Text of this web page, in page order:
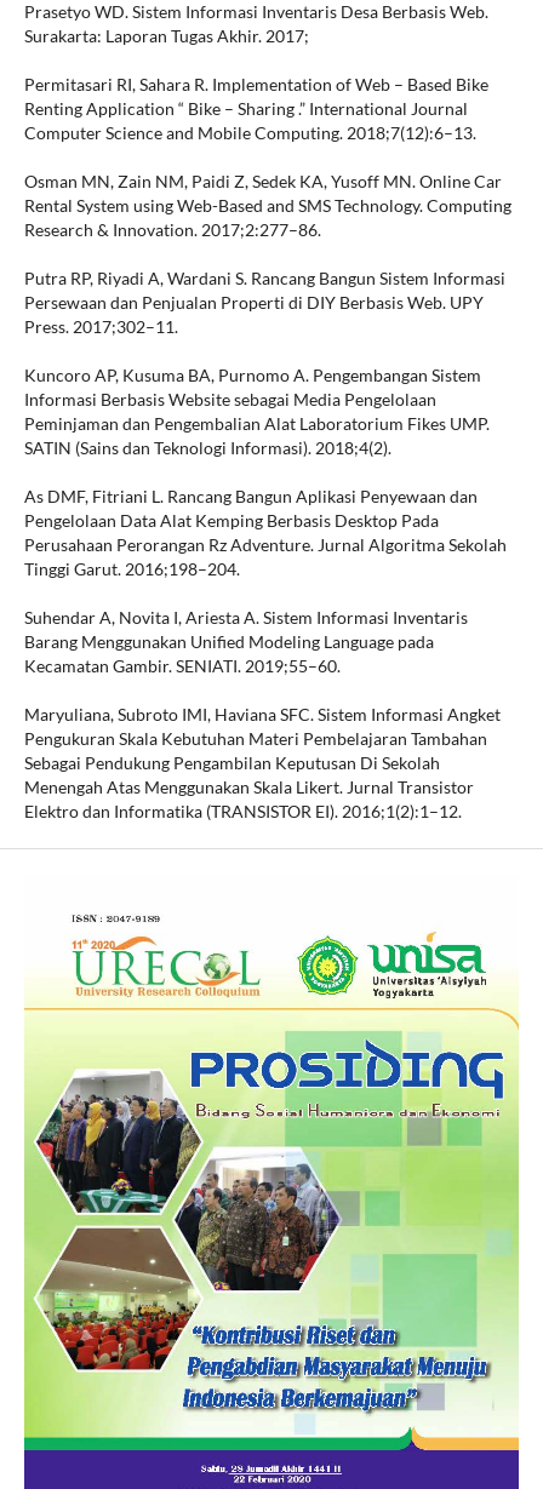
Prasetyo WD. Sistem Informasi Inventaris Desa Berbasis Web.
Surakarta: Laporan Tugas Akhir. 2017;
Permitasari RI, Sahara R. Implementation of Web – Based Bike
Renting Application “ Bike – Sharing .” International Journal
Computer Science and Mobile Computing. 2018;7(12):6–13.
Osman MN, Zain NM, Paidi Z, Sedek KA, Yusoff MN. Online Car
Rental System using Web-Based and SMS Technology. Computing
Research & Innovation. 2017;2:277–86.
Putra RP, Riyadi A, Wardani S. Rancang Bangun Sistem Informasi
Persewaan dan Penjualan Properti di DIY Berbasis Web. UPY
Press. 2017;302–11.
Kuncoro AP, Kusuma BA, Purnomo A. Pengembangan Sistem
Informasi Berbasis Website sebagai Media Pengelolaan
Peminjaman dan Pengembalian Alat Laboratorium Fikes UMP.
SATIN (Sains dan Teknologi Informasi). 2018;4(2).
As DMF, Fitriani L. Rancang Bangun Aplikasi Penyewaan dan
Pengelolaan Data Alat Kemping Berbasis Desktop Pada
Perusahaan Perorangan Rz Adventure. Jurnal Algoritma Sekolah
Tinggi Garut. 2016;198–204.
Suhendar A, Novita I, Ariesta A. Sistem Informasi Inventaris
Barang Menggunakan Unified Modeling Language pada
Kecamatan Gambir. SENIATI. 2019;55–60.
Maryuliana, Subroto IMI, Haviana SFC. Sistem Informasi Angket
Pengukuran Skala Kebutuhan Materi Pembelajaran Tambahan
Sebagai Pendukung Pengambilan Keputusan Di Sekolah
Menengah Atas Menggunakan Skala Likert. Jurnal Transistor
Elektro dan Informatika (TRANSISTOR EI). 2016;1(2):1–12.